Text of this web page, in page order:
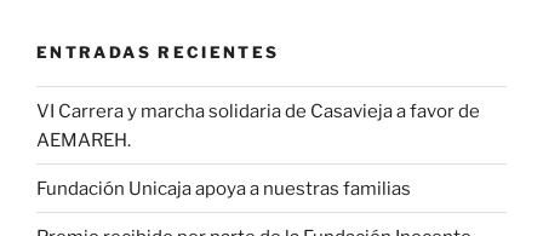
ENTRADAS RECIENTES
VI Carrera y marcha solidaria de Casavieja a favor de
AEMAREH.
Fundación Unicaja apoya a nuestras familias